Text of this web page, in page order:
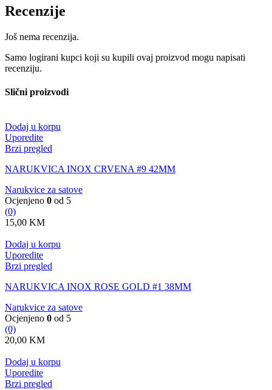
Recenzije
Još nema recenzija.
Samo logirani kupci koji su kupili ovaj proizvod mogu napisati
recenziju.
Slični proizvodi
Dodaj u korpu
Uporedite
Brzi pregled
NARUKVICA INOX CRVENA #9 42MM
Narukvice za satove
Ocjenjeno 0 od 5
(0)
15,00 KM
Dodaj u korpu
Uporedite
Brzi pregled
NARUKVICA INOX ROSE GOLD #1 38MM
Narukvice za satove
Ocjenjeno 0 od 5
(0)
20,00 KM
Dodaj u korpu
Uporedite
Brzi pregled